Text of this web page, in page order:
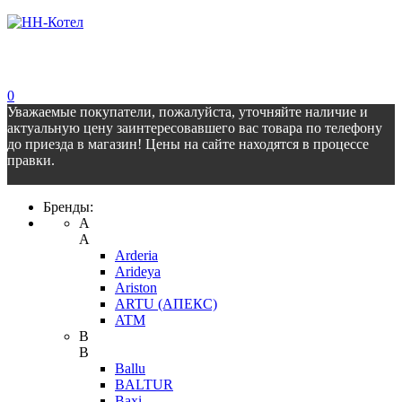
0
Уважаемые покупатели, пожалуйста, уточняйте наличие и
актуальную цену заинтересовавшего вас товара по телефону
до приезда в магазин! Цены на сайте находятся в процессе
правки.
Бренды:
A
A
Arderia
Arideya
Ariston
ARTU (АПЕКС)
ATM
B
B
Ballu
BALTUR